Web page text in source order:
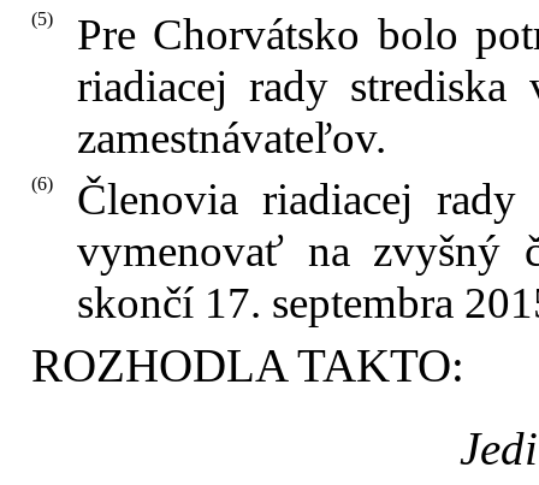
(5)
Pre Chorvátsko bolo
riadiacej rady strediska
zamestnávateľov.
(6)
Členovia riadiacej
vymenovať na zvyšný
skončí 17. septembra
ROZHODLA TAKTO: